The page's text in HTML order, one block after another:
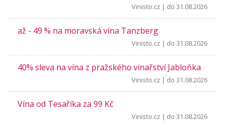
Vinisto.cz | do 31.08.2026
až - 49 % na moravská vína Tanzberg
Vinisto.cz | do 31.08.2026
40% sleva na vína z pražského vinařství Jabloňka
Vinisto.cz | do 31.08.2026
Vína od Tesaříka za 99 Kč
Vinisto.cz | do 31.08.2026